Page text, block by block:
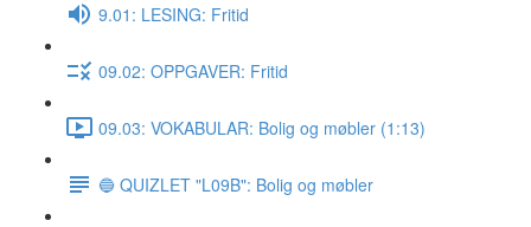
9.01: LESING: Fritid
09.02: OPPGAVER: Fritid
09.03: VOKABULAR: Bolig og møbler (1:13)
🔵 QUIZLET "L09B": Bolig og møbler